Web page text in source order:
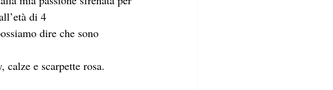
di 4
dire che sono
calze e scarpette rosa.